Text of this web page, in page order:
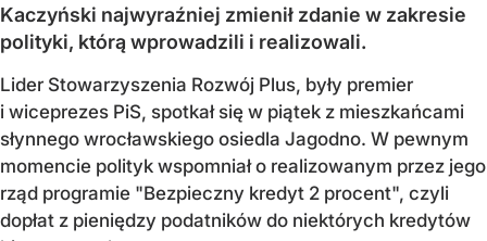
Kaczyński najwyraźniej zmienił zdanie w zakresie
polityki, którą wprowadzili i realizowali.
Lider Stowarzyszenia Rozwój Plus, były premier
i wiceprezes PiS, spotkał się w piątek z mieszkańcami
słynnego wrocławskiego osiedla Jagodno. W pewnym
momencie polityk wspomniał o realizowanym przez jego
rząd programie "Bezpieczny kredyt 2 procent", czyli
dopłat z pieniędzy podatników do niektórych kredytów